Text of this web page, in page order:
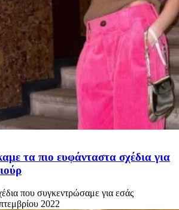
τα πιο ευφάνταστα σχέδια για
που συγκεντρώσαμε για εσάς
2022